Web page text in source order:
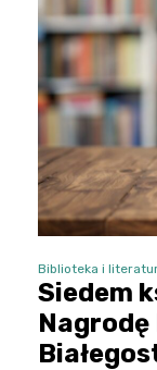
Biblioteka i
Siedem